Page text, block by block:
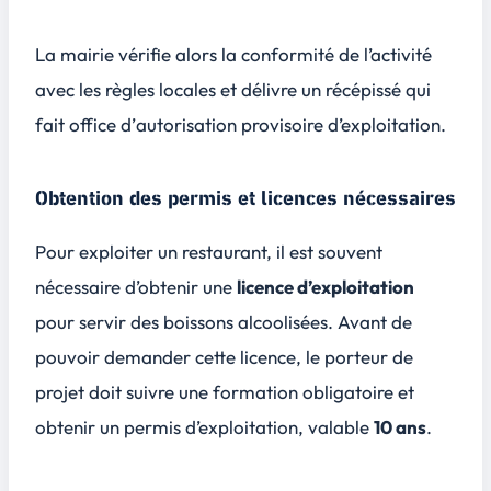
La mairie vérifie alors la conformité de l’activité
avec les règles locales et délivre un récépissé qui
fait office d’autorisation provisoired’exploitation.
Obtention des permis et licences nécessaires
Pour exploiter un restaurant, il est souvent
nécessaire d’obtenir une licence d’exploitation
pour servir des boissons alcoolisées. Avant de
pouvoir demander cette licence, le porteur de
projet doit suivre uneformation obligatoireet
obtenir un permis d’exploitation, valable10 ans.